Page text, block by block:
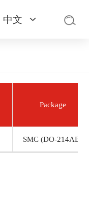
中文
Package
SMC (DO-214AB)